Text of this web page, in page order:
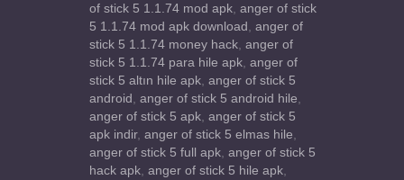
of stick 5 1.1.74 mod apk anger of stick
5 1.1.74 mod apk download anger of
stick 5 1.1.74 money hack anger of
stick 5 1.1.74 para hile apk anger of
stick 5 altın hile apk anger of stick 5
android anger of stick 5 android hile
anger of stick 5 apk anger of stick 5
apk indir, anger of stick 5 elmas hile
anger of stick 5 full apk anger of stick 5
hack apk anger of stick 5 hile apk